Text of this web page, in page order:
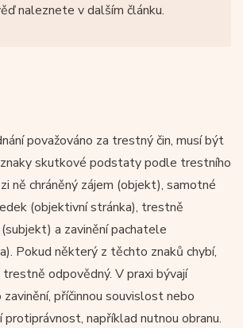
naleznete v dalším článku.
považováno za trestný čin, musí být
skutkové podstaty podle trestního
ně chráněný zájem (objekt), samotné
(objektivní stránka), trestně
a zavinění pachatele
Pokud některý z těchto znaků chybí,
odpovědný. V praxi bývají
příčinnou souvislost nebo
například nutnou obranu.